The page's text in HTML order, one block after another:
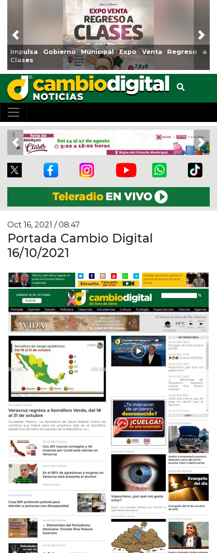
Regreso a
Reabrirá Coatzacoalcos la Alberca
Centro
Previous
Previous
Oct 16, 2021 / 08:47
Portada Cambio Digital
16/10/2021